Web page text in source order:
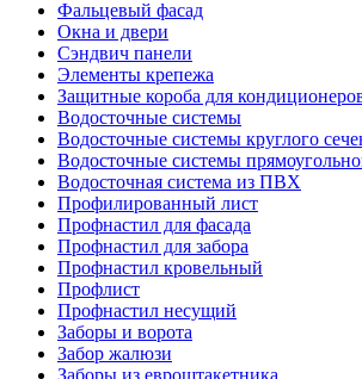
Фальцевый фасад
Окна и двери
Сэндвич панели
Элементы крепежа
Защитные короба для
Водосточные системы
Водосточные системы круглого
Водосточные системы
Водосточная система из ПВХ
Профилированный лист
Профнастил для фасада
Профнастил для забора
Профнастил кровельный
Профлист
Профнастил несущий
Заборы и ворота
Забор жалюзи
Заборы из евроштакетника